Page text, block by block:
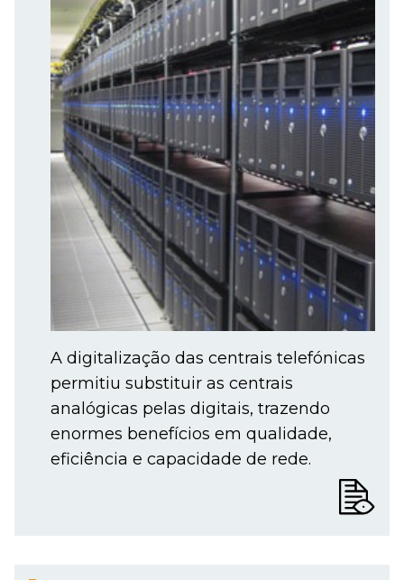
A digitalização das centrais telefónicas
permitiu substituir as centrais
analógicas pelas digitais, trazendo
enormes benefícios em qualidade,
eficiência e capacidade de rede.